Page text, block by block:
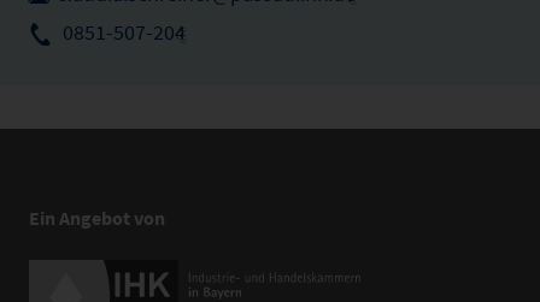
0851-507-204
Ein Angebot von